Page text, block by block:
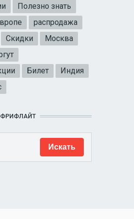
Полезно знать
распродажа
Скидки
Москва
Билет
Индия